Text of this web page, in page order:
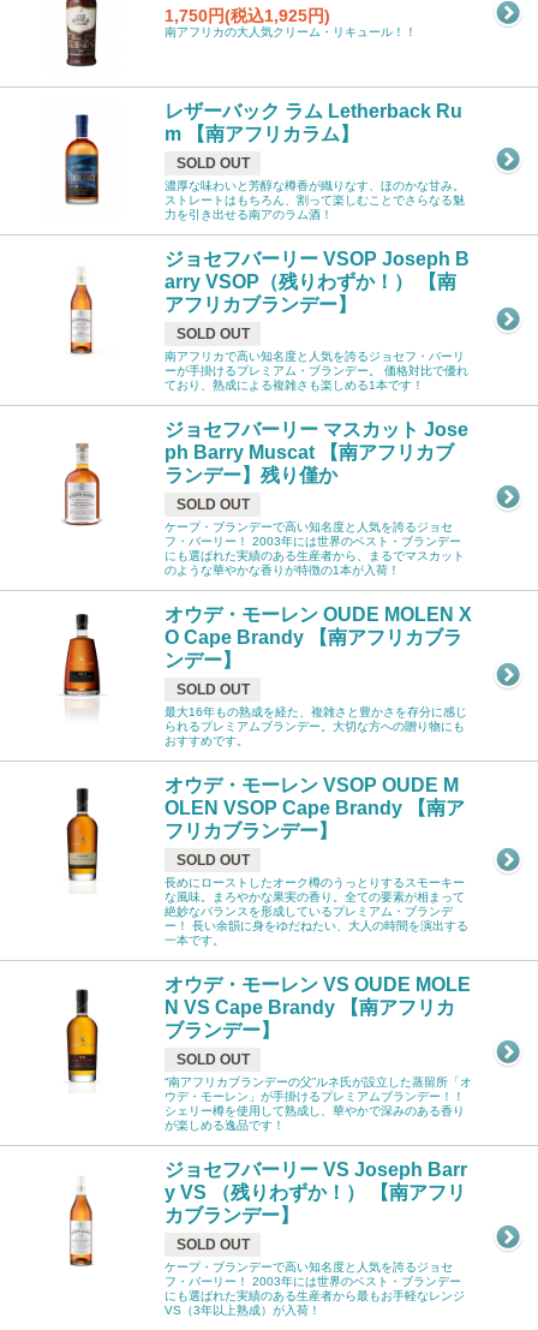
1,750円(税込1,925円)
南アフリカの大人気クリーム・リキュール！！
レザーバック ラム Letherback Ru
m 【南アフリカラム】
SOLD OUT
濃厚な味わいと芳醇な樽香が織りなす、ほのかな甘み。
ストレートはもちろん、割って楽しむことでさらなる魅
力を引き出せる南アのラム酒！
ジョセフバーリー VSOP Joseph B
arry VSOP（残りわずか！） 【南
アフリカブランデー】
SOLD OUT
南アフリカで高い知名度と人気を誇るジョセフ・バーリ
ーが手掛けるプレミアム・ブランデー。 価格対比で優れ
ており、熟成による複雑さも楽しめる1本です！
ジョセフバーリー マスカット Jose
ph Barry Muscat 【南アフリカブ
ランデー】残り僅か
SOLD OUT
ケープ・ブランデーで高い知名度と人気を誇るジョセ
フ・バーリー！ 2003年には世界のベスト・ブランデー
にも選ばれた実績のある生産者から、まるでマスカット
のような華やかな香りが特徴の1本が入荷！
オウデ・モーレン OUDE MOLEN X
O Cape Brandy 【南アフリカブラ
ンデー】
SOLD OUT
最大16年もの熟成を経た、複雑さと豊かさを存分に感じ
られるプレミアムブランデー。大切な方への贈り物にも
おすすめです。
オウデ・モーレン VSOP OUDE M
OLEN VSOP Cape Brandy 【南ア
フリカブランデー】
SOLD OUT
長めにローストしたオーク樽のうっとりするスモーキー
な風味。まろやかな果実の香り。全ての要素が相まって
絶妙なバランスを形成しているプレミアム・ブランデ
ー！ 長い余韻に身をゆだねたい、大人の時間を演出する
一本です。
オウデ・モーレン VS OUDE MOLE
N VS Cape Brandy 【南アフリカ
ブランデー】
SOLD OUT
“南アフリカブランデーの父”ルネ氏が設立した蒸留所「オ
ウデ・モーレン」が手掛けるプレミアムブランデー！！
シェリー樽を使用して熟成し、華やかで深みのある香り
が楽しめる逸品です！
ジョセフバーリー VS Joseph Barr
y VS （残りわずか！） 【南アフリ
カブランデー】
SOLD OUT
ケープ・ブランデーで高い知名度と人気を誇るジョセ
フ・バーリー！ 2003年には世界のベスト・ブランデー
にも選ばれた実績のある生産者から最もお手軽なレンジ
VS（3年以上熟成）が入荷！